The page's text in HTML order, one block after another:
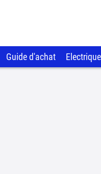
Guide d'achat